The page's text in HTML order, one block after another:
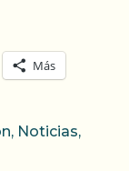
Más
, Noticias,